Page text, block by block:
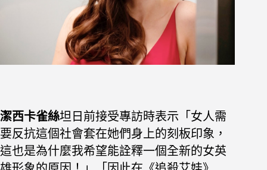
潔西卡雀絲坦日前接受專訪時表示「女人需
要反抗這個社會套在她們身上的刻板印象，
這也是為什麼我希望能詮釋一個全新的女英